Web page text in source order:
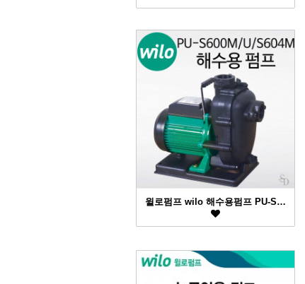
윌로펌프 wilo 해수용펌프 PU-S…